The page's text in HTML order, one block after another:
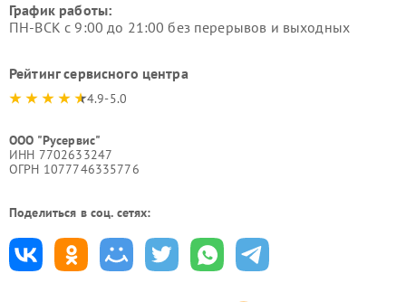
График работы:
ПН-ВСК с 9:00 до 21:00 без перерывов и выходных
Рейтинг сервисного центра
4.9-5.0
ООО "Русервис"
ИНН 7702633247
ОГРН 1077746335776
Поделиться в соц. сетях: